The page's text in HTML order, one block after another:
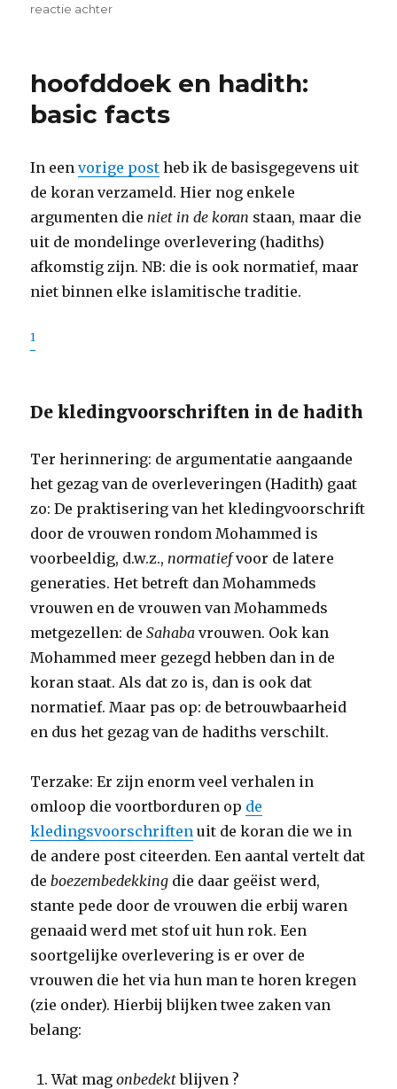
reactie achterop
basic
hoofddoek en hadith:
basic facts
In eenvorige post heb ik de basisgegevens uit
de koran verzameld. Hier nog enkele
argumenten dieniet in de koran staan, maar die
uit de mondelinge overlevering (hadiths)
afkomstig zijn. NB: die is ook normatief, maar
niet binnen elke islamitische traditie.
1
De kledingvoorschriften in de hadith
Ter herinnering: de argumentatie aangaande
het gezag van de overleveringen (Hadith) gaat
zo: De praktisering van het kledingvoorschrift
door de vrouwen rondom Mohammed is
voorbeeldig, d.w.z.,normatiefvoor de latere
generaties. Het betreft dan Mohammeds
vrouwen en de vrouwen van Mohammeds
metgezellen: deSahabavrouwen. Ook kan
Mohammed meer gezegd hebben dan in de
koran staat. Als dat zo is, dan is ook dat
normatief. Maar pas op: de betrouwbaarheid
en dus het gezag van de hadiths verschilt.
Terzake: Er zijn enorm veel verhalen in
omloop die voortborduren op de
kledingsvoorschriften uit de koran die we in
de andere post citeerden. Een aantal vertelt dat
deboezembedekking die daar geëist werd,
stante pede door de vrouwen die erbij waren
genaaid werd met stof uit hun rok. Een
soortgelijke overlevering is er over de
vrouwen die het via hun man te horen kregen
(zie onder). Hierbij blijken twee zaken van
belang:
Wat magonbedektblijven ?